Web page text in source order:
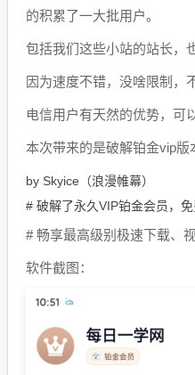
的积累了一大批用户。
包括我们这些小站的站长，
因为速度不错，没啥限制，
电信用户有天然的优势，可
本次带来的是破解铂金vip版
by Skyice（浪漫帷幕）
# 破解了永久VIP铂金会员，免
# 畅享最高级别极速下载、
软件截图：